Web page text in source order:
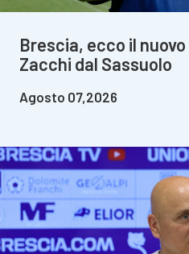
Brescia, ecco il
Zacchi dal Sassuolo
Agosto 07,2026